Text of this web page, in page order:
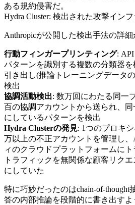
ある規約侵害だ。
Hydra Cluster: 検出された攻撃インフ
Anthropicが公開した検出手法の詳細
行動フィンガープリンティング:
パターンを識別する複数の分類器を
引き出し(推論トレーニングデータ
検出
協調活動検出: 数万回にわたる同一
百の協調アカウントから送られ、
にしているパターンを検出
Hydra Clusterの発見: 1つのプロキ
万以上の不正アカウントを管理し
ィのクラウドプラットフォームに
トラフィックを無関係な顧客リク
にしていた
特に巧妙だったのはchain-of-thought
答の内部推論を段階的に書き出すよ